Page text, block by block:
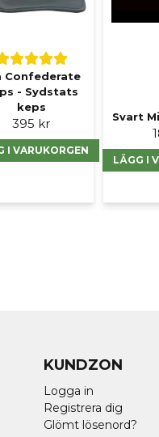
Confederate
- Sydstats
keps
395 kr
I VARUKORGEN
Svart
LÄGG I
KUNDZON
Logga in
Registrera dig
Glömt lösenord?